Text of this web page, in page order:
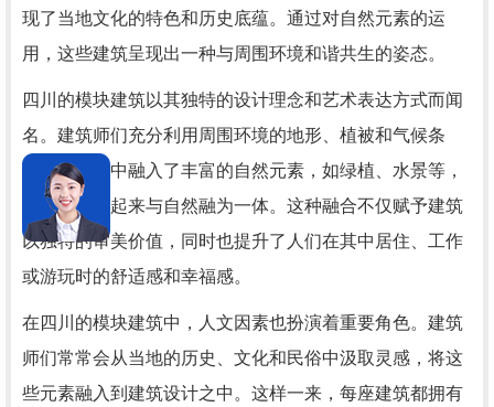
现了当地文化的特色和历史底蕴。通过对自然元素的运
用，这些建筑呈现出一种与周围环境和谐共生的姿态。
四川的模块建筑以其独特的设计理念和艺术表达方式而闻
名。建筑师们充分利用周围环境的地形、植被和气候条
件，在建筑中融入了丰富的自然元素，如绿植、水景等，
使建筑物看起来与自然融为一体。这种融合不仅赋予建筑
以独特的审美价值，同时也提升了人们在其中居住、工作
或游玩时的舒适感和幸福感。
在四川的模块建筑中，人文因素也扮演着重要角色。建筑
师们常常会从当地的历史、文化和民俗中汲取灵感，将这
些元素融入到建筑设计之中。这样一来，每座建筑都拥有